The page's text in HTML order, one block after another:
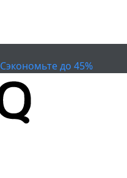
Сэкономьте до 45%